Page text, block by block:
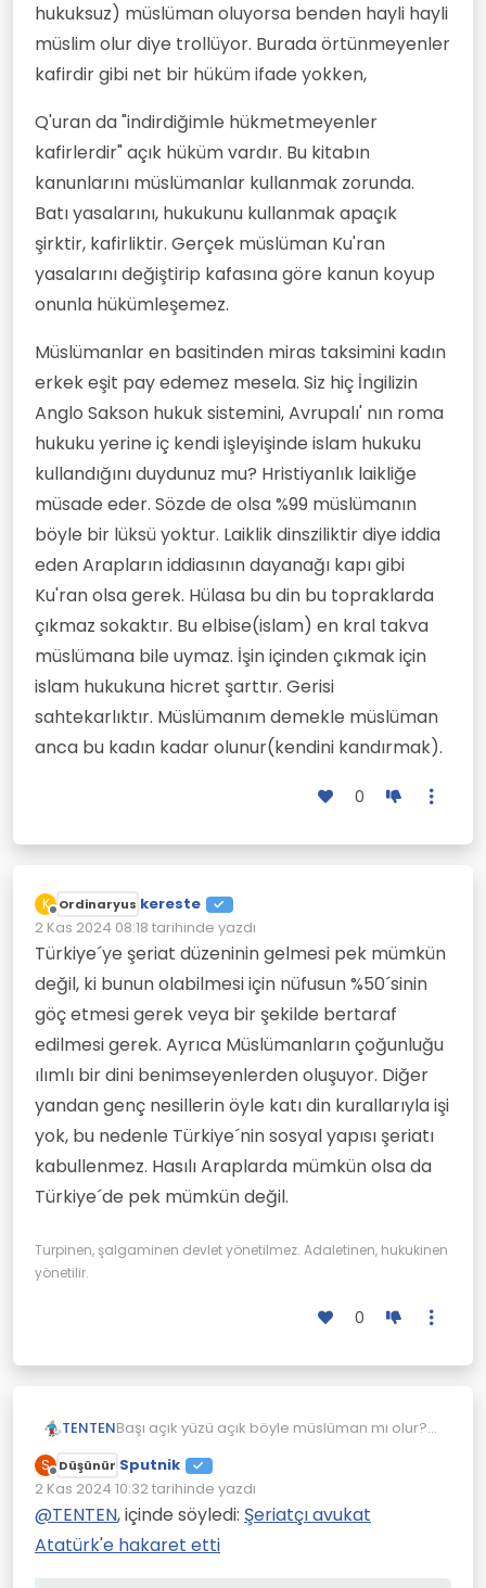
hukuksuz) müslüman oluyorsa benden hayli hayli
müslim olur diye trollüyor. Burada örtünmeyenler
kafirdir gibi net bir hüküm ifade yokken,
Q'uran da "indirdiğimle hükmetmeyenler
kafirlerdir" açık hüküm vardır. Bu kitabın
kanunlarını müslümanlar kullanmak zorunda.
Batı yasalarını, hukukunu kullanmak apaçık
şirktir, kafirliktir. Gerçek müslüman Ku'ran
yasalarını değiştirip kafasına göre kanun koyup
onunla hükümleşemez.
Müslümanlar en basitinden miras taksimini kadın
erkek eşit pay edemez mesela. Siz hiç İngilizin
Anglo Sakson hukuk sistemini, Avrupalı' nın roma
hukuku yerine iç kendi işleyişinde islam hukuku
kullandığını duydunuz mu? Hristiyanlık laikliğe
müsade eder. Sözde de olsa %99 müslümanın
böyle bir lüksü yoktur. Laiklik dinsziliktir diye iddia
eden Arapların iddiasının dayanağı kapı gibi
Ku'ran olsa gerek. Hülasa bu din bu topraklarda
çıkmaz sokaktır. Bu elbise(islam) en kral takva
müslümana bile uymaz. İşin içinden çıkmak için
islam hukukuna hicret şarttır. Gerisi
sahtekarlıktır. Müslümanım demekle müslüman
anca bu kadın kadar olunur(kendini kandırmak).
0
K
Çevrimdışı
Ordinaryus kereste
2 Kas 2024 08:18 tarihinde yazdı
Son düzenleyen:
Türkiye´ye şeriat düzeninin gelmesi pek mümkün
değil, ki bunun olabilmesi için nüfusun %50´sinin
göç etmesi gerek veya bir şekilde bertaraf
edilmesi gerek. Ayrıca Müslümanların çoğunluğu
ılımlı bir dini benimseyenlerden oluşuyor. Diğer
yandan genç nesillerin öyle katı din kurallarıyla işi
yok, bu nedenle Türkiye´nin sosyal yapısı şeriatı
kabullenmez. Hasılı Araplarda mümkün olsa da
Türkiye´de pek mümkün değil.
Turpinen, şalgaminen devlet yönetilmez. Adaletinen, hukukinen
yönetilir.
0
TENTENBaşı açık yüzü açık böyle müslüman mı olur?
Youtube üzerinden para kazanmak amacı
sanki.
S
Çevrimdışı
Düşünür Sputnik
2 Kas 2024 10:32tarihinde yazdı
Son düzenleyen:
@TENTEN, içinde söyledi: Şeriatçı avukat
Atatürk'e hakaret etti